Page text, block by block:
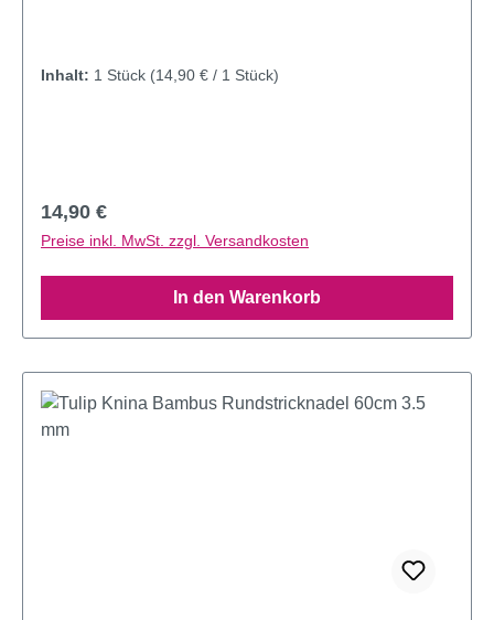
Inhalt: 1 Stück (14,90 € / 1 Stück)
Regulärer Preis:
14,90 €
Preise inkl. MwSt. zzgl. Versandkosten
In den Warenkorb